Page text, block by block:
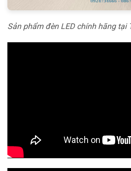
Sản phẩm đèn LED chính hãng tại